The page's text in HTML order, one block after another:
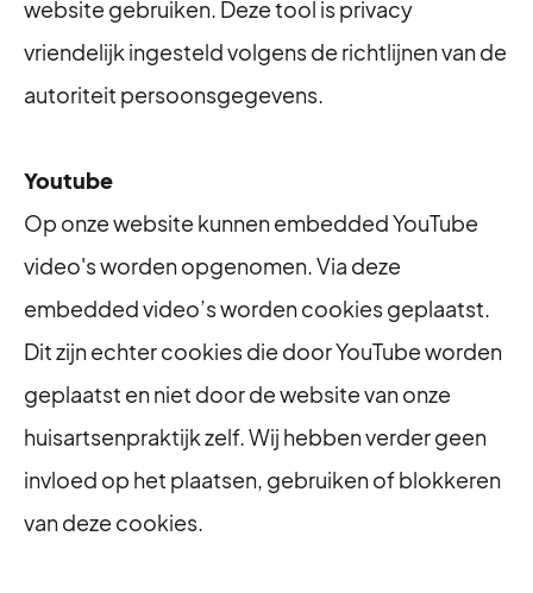
website gebruiken. Deze tool is privacy
vriendelijk ingesteld volgens de richtlijnen van de
autoriteit persoonsgegevens.
Youtube
Op onze website kunnen embedded YouTube
video's worden opgenomen. Via deze
embedded video’s worden cookies geplaatst.
Dit zijn echter cookies die door YouTube worden
geplaatst en niet door de website van onze
huisartsenpraktijk zelf. Wij hebben verder geen
invloed op het plaatsen, gebruiken of blokkeren
van deze cookies.